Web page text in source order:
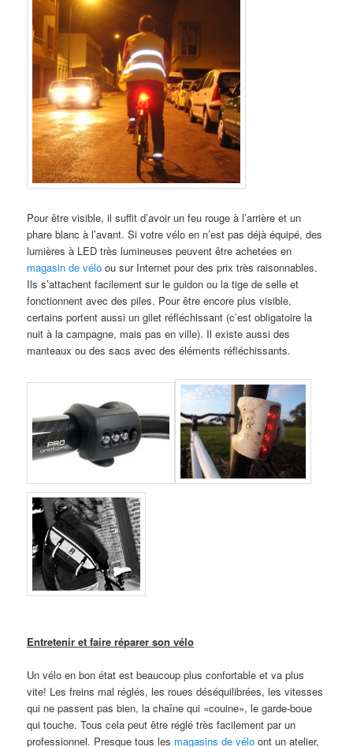
Pour être visible, il suffit d’avoir un feu rouge à l’arrière et un
phare blanc à l’avant. Si votre vélo en n’est pas déjà équipé, des
lumières à LED très lumineuses peuvent être achetées en
magasin de vélo ou sur Internet pour des prix très raisonnables.
Ils s’attachent facilement sur le guidon ou la tige de selle et
fonctionnent avec des piles. Pour être encore plus visible,
certains portent aussi un gilet réfléchissant (c’est obligatoire la
nuit à la campagne, mais pas en ville). Il existe aussi des
manteaux ou des sacs avec des éléments réfléchissants.
Entretenir et faire réparer son vélo
Un vélo en bon état est beaucoup plus confortable et va plus
vite! Les freins mal réglés, les roues déséquilibrées, les vitesses
qui ne passent pas bien, la chaîne qui «couine», le garde-boue
qui touche. Tous cela peut être réglé très facilement par un
professionnel. Presque tous les magasins de vélo ont un atelier,